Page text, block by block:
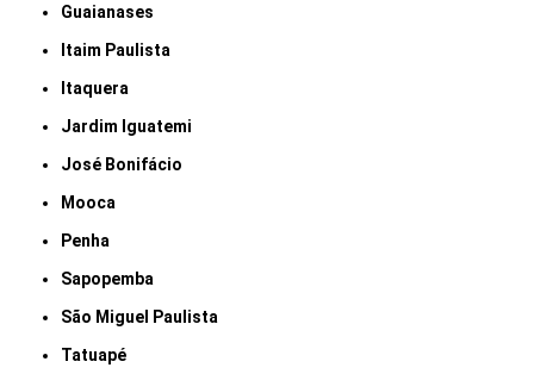
Guaianases
Itaim Paulista
Itaquera
Jardim Iguatemi
José Bonifácio
Mooca
Penha
Sapopemba
São Miguel Paulista
Tatuapé